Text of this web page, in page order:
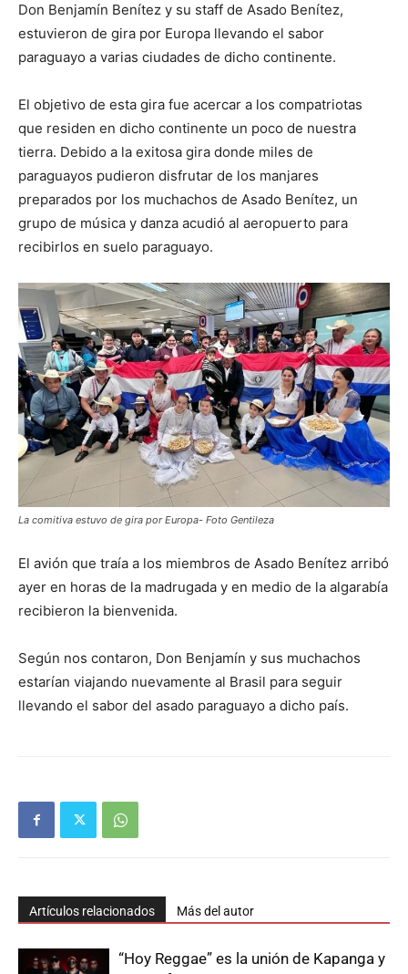
Don Benjamín Benítez y su staff de Asado Benítez,
estuvieron de gira por Europa llevando el sabor
paraguayo a varias ciudades de dicho continente.
El objetivo de esta gira fue acercar a los compatriotas
que residen en dicho continente un poco de nuestra
tierra. Debido a la exitosa gira donde miles de
paraguayos pudieron disfrutar de los manjares
preparados por los muchachos de Asado Benítez, un
grupo de música y danza acudió al aeropuerto para
recibirlos en suelo paraguayo.
La comitiva estuvo de gira por Europa- Foto Gentileza
El avión que traía a los miembros de Asado Benítez arribó
ayer en horas de la madrugada y en medio de la algarabía
recibieron la bienvenida.
Según nos contaron, Don Benjamín y sus muchachos
estarían viajando nuevamente al Brasil para seguir
llevando el sabor del asado paraguayo a dicho país.
Artículos relacionados Más del autor
“Hoy Reggae” es la unión de Kapanga y